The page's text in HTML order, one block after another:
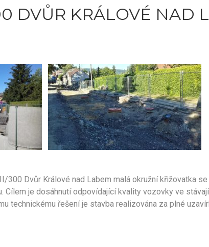
DVŮR KRÁLOVÉ NAD
300 Dvůr Králové nad Labem malá okružní křižovatka
je dosáhnutí odpovídající kvality vozovky ve
řešení je stavba realizována za plné